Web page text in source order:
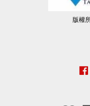
版權